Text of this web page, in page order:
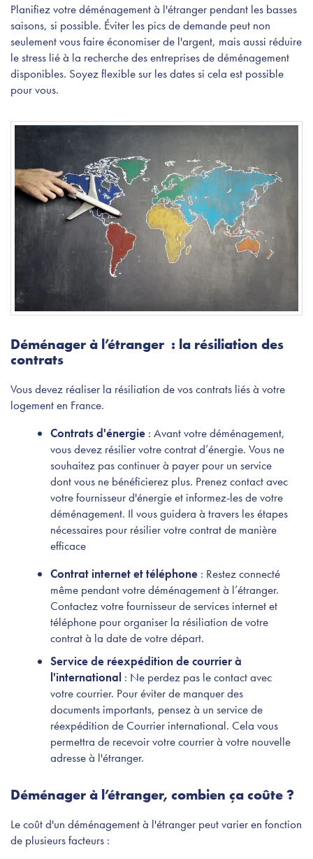
Planifiez votre déménagement à l'étranger pendant les basses
saisons, si possible. Éviter les pics de demande peut non
seulement vous faire économiser de l'argent, mais aussi réduire
le stress lié à la recherche des entreprises de déménagement
disponibles. Soyez flexible sur les dates si cela est possible
pour vous.
Déménager à l’étranger : la résiliation des
contrats
Vous devez réaliser la résiliation de vos contrats liés à votre
logement en France.
Contrats d'énergie : Avant votre déménagement,
vous devez résilier votre contrat d’énergie. Vous ne
souhaitez pas continuer à payer pour un service
dont vous ne bénéficierez plus. Prenez contact avec
votre fournisseur d'énergie et informez-les de votre
déménagement. Il vous guidera à travers les étapes
nécessaires pour résilier votre contrat de manière
efficace
Contrat internet et téléphone : Restez connecté
même pendant votre déménagement à l’étranger.
Contactez votre fournisseur de services internet et
téléphone pour organiser la résiliation de votre
contrat à la date de votre départ.
Service de réexpédition de courrier à
l'international : Ne perdez pas le contact avec
votre courrier. Pour éviter de manquer des
documents importants, pensez à un service de
réexpédition de Courrier international. Cela vous
permettra de recevoir votre courrier à votre nouvelle
adresse à l'étranger.
Déménager à l’étranger, combien ça coûte ?
Le coût d'un déménagement à l'étranger peut varier en fonction
de plusieurs facteurs :